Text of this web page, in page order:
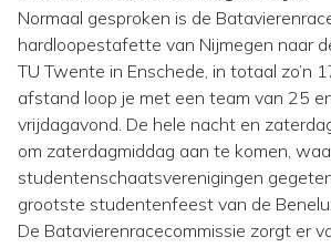
Normaal gesproken is de
hardloopestafette van Nijmegen naar
TU Twente in Enschede, in totaal zo’n
afstand loop je met een team van 25
vrijdagavond. De hele nacht en
om zaterdagmiddag aan te komen,
studentenschaatsverenigingen
grootste studentenfeest van de
De Batavierenracecommissie zorgt er